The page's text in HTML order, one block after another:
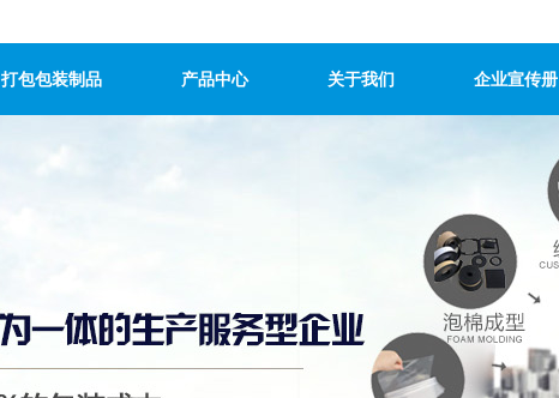
打包包装制品 产品中心 关于我们 企业宣传册